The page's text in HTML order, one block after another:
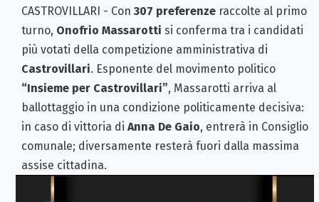
CASTROVILLARI - Con 307 preferenze raccolte al primo
turno, Onofrio Massarotti si conferma tra i candidati
più votati della competizione amministrativa di
Castrovillari. Esponente del movimento politico
“Insieme per Castrovillari”, Massarotti arriva al
ballottaggio in una condizione politicamente decisiva:
in caso di vittoria di Anna De Gaio, entrerà in Consiglio
comunale; diversamente resterà fuori dalla massima
assise cittadina.